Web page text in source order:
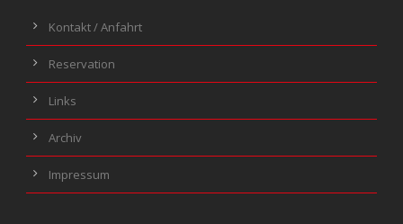
Kontakt / Anfahrt
Reservation
Links
Archiv
Impressum